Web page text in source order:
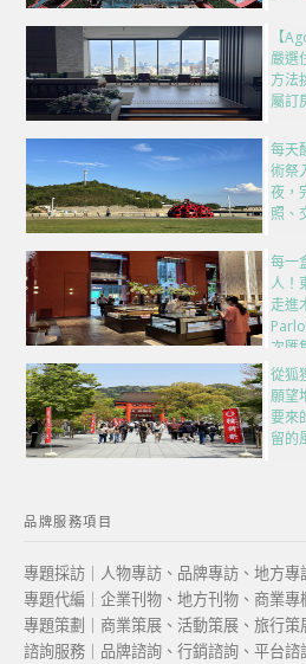
【
嚴選
方法
屬訂
每天
術祭
夜，
照、
每一
人！
走進
次匯
從狐
願望
要來
留的
品牌服務項目
專題採訪｜人物專訪、品牌專訪、地方專
專題代編｜企業刊物、地方刊物、商業專
專題策劃｜商業策展、活動策展、旅行策
諮詢服務｜品牌諮詢、行銷諮詢、平台諮